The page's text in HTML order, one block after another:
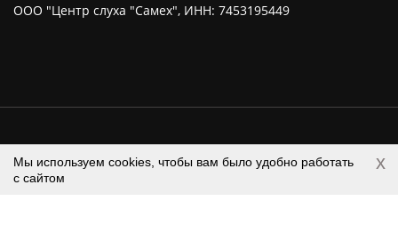
ООО "Центр слуха "Самех", ИНН: 7453195449
Центр слуха "САМЕХ" © 2026 Все
права защищены. |
Мы используем cookies, чтобы вам было удобно работать
с сайтом
x